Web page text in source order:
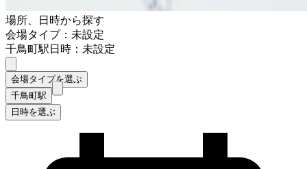
場所、日時から探す
会場タイプ：未設定
千鳥町駅日時：未設定
会場タイプを選ぶ
千鳥町駅
日時を選ぶ